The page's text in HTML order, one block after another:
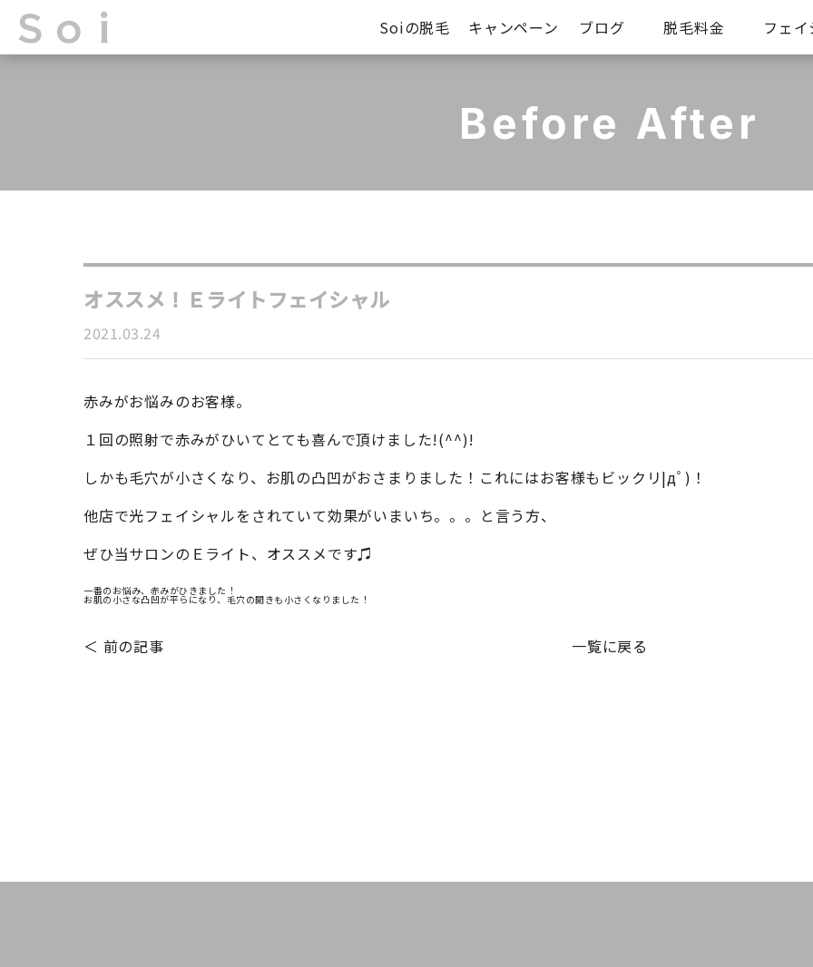
Soiの脱毛 キャンペーン ブログ 脱毛料金 フェ
Before After
オススメ！Ｅライトフェイシャル
2021.03.24
赤みがお悩みのお客様。
１回の照射で赤みがひいてとても喜んで頂けました!(^^)!
しかも毛穴が小さくなり、お肌の凸凹がおさまりました！これにはお客様もビックリ|дﾟ)！
他店で光フェイシャルをされていて効果がいまいち。。。と言う方、
ぜひ当サロンのＥライト、オススメです♫
一番のお悩み、赤みがひきました！
お肌の小さな凸凹が平らになり、毛穴の開きも小さくなりました！
＜ 前の記事 一覧に戻る